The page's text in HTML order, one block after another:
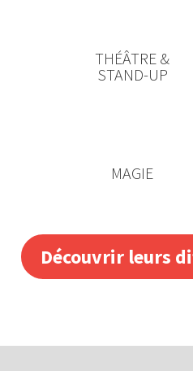
THÉÂTRE &
STAND-UP
MAGIE
Découvrir leurs